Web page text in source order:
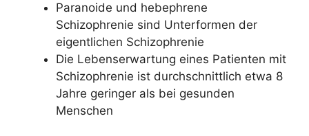
Paranoide und hebephrene
Schizophrenie sind Unterformen der
eigentlichen Schizophrenie
Die Lebenserwartung eines Patienten mit
Schizophrenie ist durchschnittlich etwa 8
Jahre geringer als bei gesunden
Menschen